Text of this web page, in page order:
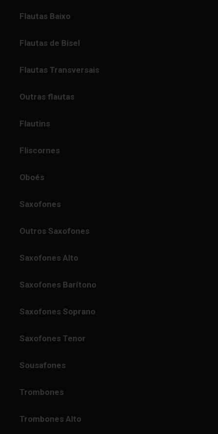
Flautas Baixo
Flautas de Bisel
Flautas Transversais
Outras flautas
Flautins
Fliscornes
Oboés
Saxofones
Outros Saxofones
Saxofones Alto
Saxofones Barítono
Saxofones Soprano
Saxofones Tenor
Sousafones
Trombones
Trombones Alto